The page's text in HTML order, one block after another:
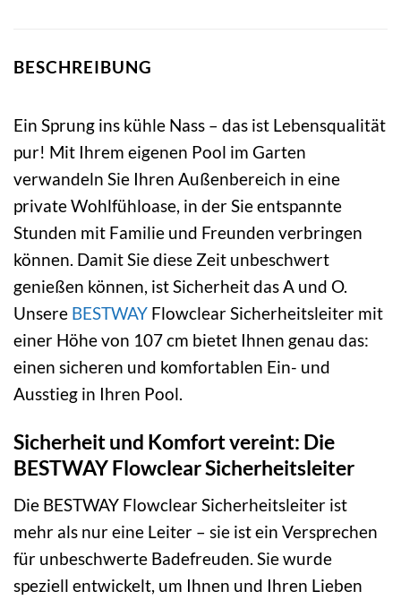
BESCHREIBUNG
Ein Sprung ins kühle Nass – das ist Lebensqualität
pur! Mit Ihrem eigenen Pool im Garten
verwandeln Sie Ihren Außenbereich in eine
private Wohlfühloase, in der Sie entspannte
Stunden mit Familie und Freunden verbringen
können. Damit Sie diese Zeit unbeschwert
genießen können, ist Sicherheit das A und O.
Unsere BESTWAY Flowclear Sicherheitsleiter mit
einer Höhe von 107 cm bietet Ihnen genau das:
einen sicheren und komfortablen Ein- und
Ausstieg in Ihren Pool.
Sicherheit und Komfort vereint: Die
BESTWAY Flowclear Sicherheitsleiter
Die BESTWAY Flowclear Sicherheitsleiter ist
mehr als nur eine Leiter – sie ist ein Versprechen
für unbeschwerte Badefreuden. Sie wurde
speziell entwickelt, um Ihnen und Ihren Lieben